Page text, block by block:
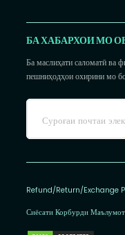
БА ХАБАРХОИ МО
Ба маслиҳати саломатӣ ва
пешниҳодҳои охирини мо
Refund/Return/Exchange
Сиёсати Корбурди